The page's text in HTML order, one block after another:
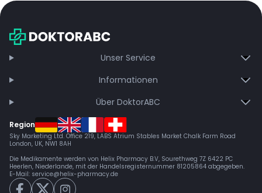
Unser Service
Informationen
Über DoktorABC
Region
Sky Marketing Ltd. Office 219, LABS Atrium Stables Market Chalk Farm Road
London, UK, NW1 8AH
Die Medikamente werden von Helix Pharmacy B.V, Sourethweg 7Z 6422 PC
Heerlen, Niederlande, mit der Handelsregisternummer 81205864 abgegeben.
E-Mail: service@helix-pharmacy.de